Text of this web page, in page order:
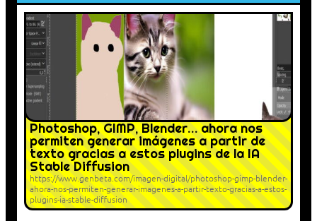
Photoshop, GIMP, Blender… ahora nos
permiten generar imágenes a partir de
texto gracias a estos plugins de la IA
Stable Diffusion
https://www.genbeta.com/imagen-digital/photoshop-gimp-blender-
ahora-nos-permiten-generar-imagenes-a-partir-texto-gracias-a-estos-
plugins-ia-stable-diffusion